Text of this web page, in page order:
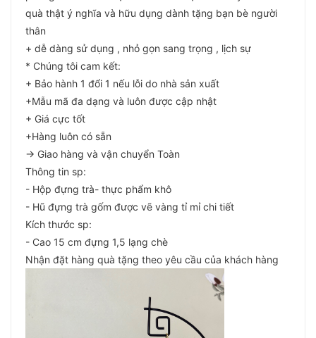
quà thật ý nghĩa và hữu dụng dành tặng bạn bè người
thân
+ dễ dàng sử dụng , nhỏ gọn sang trọng , lịch sự
* Chúng tôi cam kết:
+ Bảo hành 1 đổi 1 nếu lỗi do nhà sản xuất
+Mẫu mã đa dạng và luôn được cập nhật
+ Giá cực tốt
+Hàng luôn có sẵn
-> Giao hàng và vận chuyển Toàn
Thông tin sp:
- Hộp đựng trà- thực phẩm khô
- Hũ đựng trà gốm được vẽ vàng tỉ mỉ chi tiết
Kích thước sp:
- Cao 15 cm đựng 1,5 lạng chè
Nhận đặt hàng quà tặng theo yêu cầu của khách hàng